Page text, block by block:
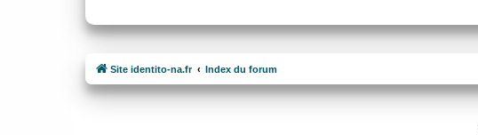
Site identito-na.fr Index du forum